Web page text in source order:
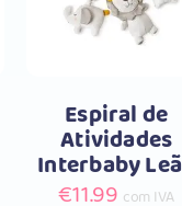
Espiral de
Atividades
Interbaby
€11.99 com IVA